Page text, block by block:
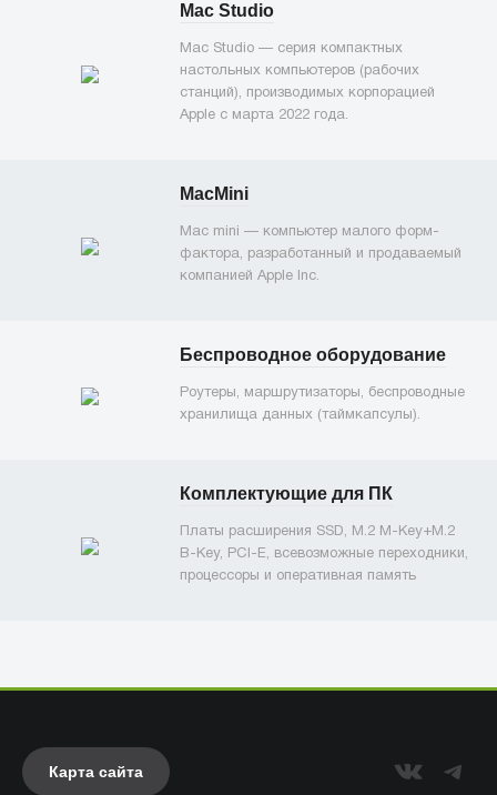
Mac Studio
Mac Studio — серия компактных
настольных компьютеров (рабочих
станций), производимых корпорацией
Apple с марта 2022 года.
MacMini
Mac mini — компьютер малого форм-
фактора, разработанный и продаваемый
компанией Apple Inc.
Беспроводное оборудование
Роутеры, маршрутизаторы, беспроводные
хранилища данных (таймкапсулы).
Комплектующие для ПК
Платы расширения SSD, M.2 M-Key+M.2
B-Key, PCI-E, всевозможные переходники,
процессоры и оперативная память
Карта сайта